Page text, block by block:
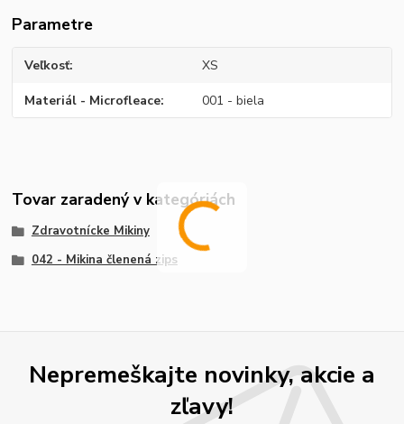
Parametre
Veľkosť XS
Materiál - Microfleace 001 - biela
Tovar zaradený v kategóriách
Zdravotnícke Mikiny
042 - Mikina členená zips
Nepremeškajte novinky, akcie a
zľavy!